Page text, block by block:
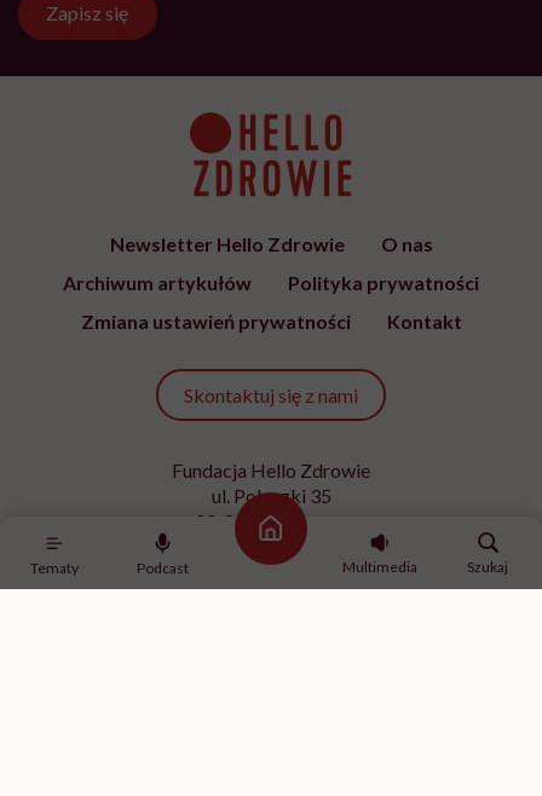
Tematy Podcast
Strona główna
Multimedia
Szukaj
Zapisz się
Newsletter Hello Zdrowie
O nas
Archiwum artykułów
Polityka prywatności
Zmiana ustawień prywatności
Kontakt
Skontaktuj się z nami
Fundacja Hello Zdrowie
ul. Poleczki 35
02-822 Warszawa
NIP 9512613236
Kontakt z redakcją